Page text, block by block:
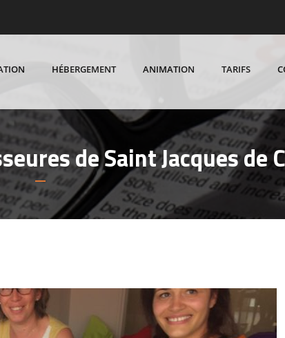
HÉBERGEMENT ANIMATION TARIFS
de Saint Jacques de